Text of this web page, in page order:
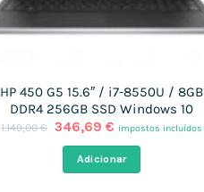
HP 450 G5 15.6″ / i7-8550U / 8GB
DDR4 256GB SSD Windows 10
1.149,00€ O
original
era:
346,69€ O
atual
é:
impostos incluídos
Adicionar